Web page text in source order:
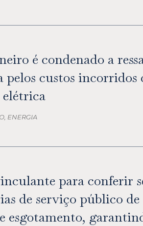
é condenado a
custos incorridos
elétrica
ENERGIA
para conferir
de serviço público de
esgotamento,